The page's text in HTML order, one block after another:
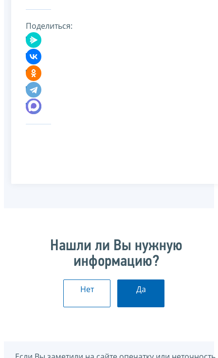
Поделиться:
Нашли ли Вы нужную
информацию?
Нет Да